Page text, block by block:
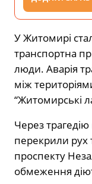
У Житомирі
транспортна
люди. Аварія
між
“Житомирські
Через
перекрили рух
проспекту
обмеження